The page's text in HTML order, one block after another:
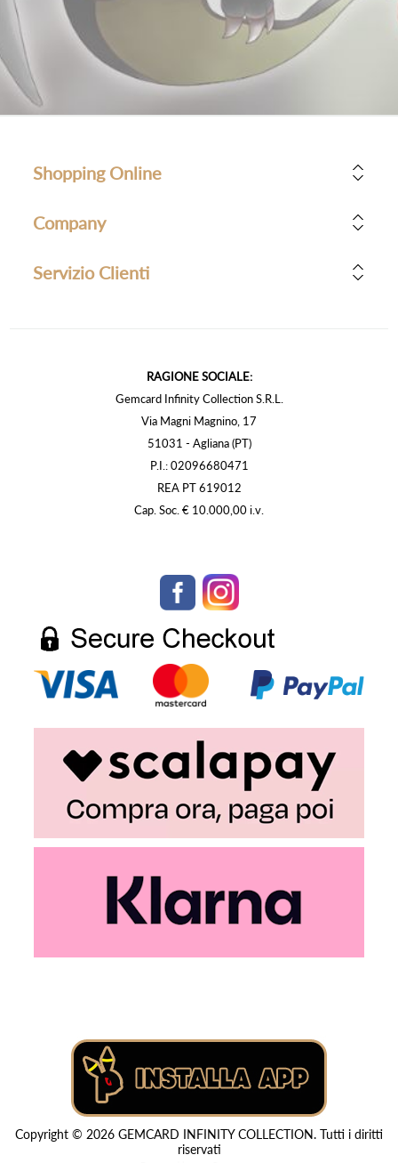
Shopping Online
Company
Servizio Clienti
RAGIONE SOCIALE:
Gemcard Infinity Collection S.R.L.
Via Magni Magnino, 17
51031 - Agliana (PT)
P.I.: 02096680471
REA PT 619012
Cap. Soc. € 10.000,00 i.v.
Copyright © 2026 GEMCARD INFINITY COLLECTION. Tutti i diritti
riservati